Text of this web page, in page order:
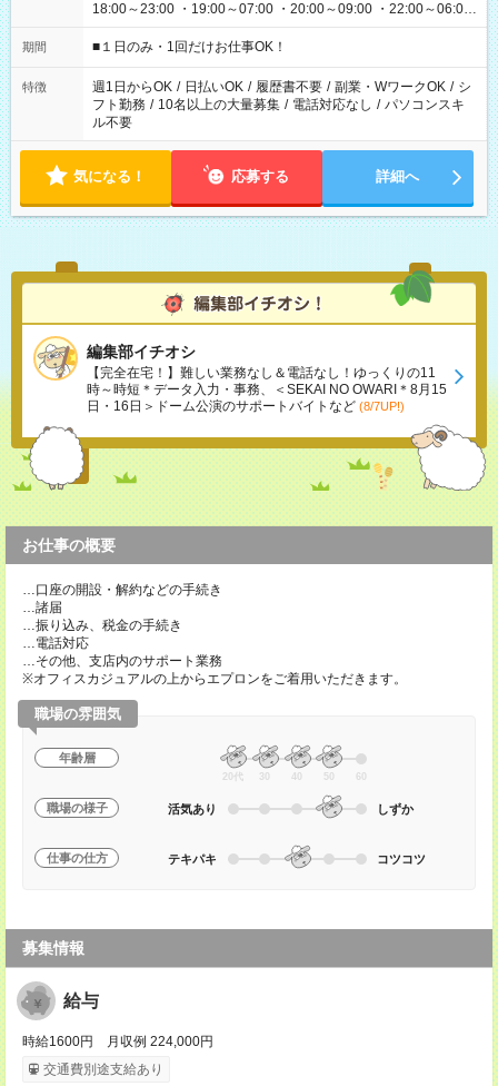
18:00～23:00 ・19:00～07:00 ・20:00～09:00 ・22:00～06:00
etc ★最短で3時間で5,120円のお仕事から 15時間で2万円近く稼
げるお仕事も！ ご希望のお時間に合わせてご紹介！ ※シフトは
ください！
期間 ■１日のみ・1回だけお仕事OK！
特徴 週1日からOK / 日払いOK / 履歴書不要 / 副業・WワークOK / シ
フト勤務 / 10名以上の大量募集 / 電話対応なし / パソコンスキ
ル不要
気になる！ 応募する 詳細へ
編集部イチオシ
【完全在宅！】難しい業務なし＆電話なし！ゆっくりの11
時～時短＊データ入力・事務、＜SEKAI NO OWARI＊8月15
日・16日＞ドーム公演のサポートバイトなど (8/7UP!)
お仕事の概要
…口座の開設・解約などの手続き
…諸届
…振り込み、税金の手続き
…電話対応
…その他、支店内のサポート業務
※オフィスカジュアルの上からエプロンをご着用いただきます。
職場の雰囲気
年齢層
20代 30 40 50 60
職場の様子 活気あり しずか
仕事の仕方 テキパキ コツコツ
募集情報
給与
時給1600円 月収例 224,000円
交通費別途支給あり